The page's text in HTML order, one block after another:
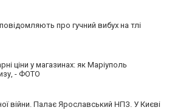
про гучний вибух на тлі
ціни у магазинах: як Маріуполь
- ФОТО
війни. Палає Ярославський НПЗ. У Києві